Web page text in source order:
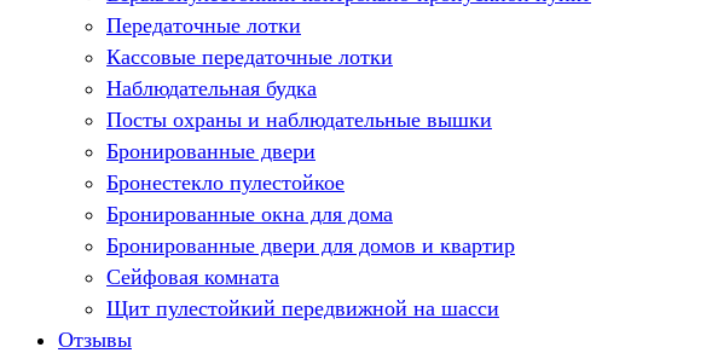
Передаточные лотки
Кассовые передаточные лотки
Наблюдательная будка
Посты охраны и наблюдательные вышки
Бронированные двери
Бронестекло пулестойкое
Бронированные окна для дома
Бронированные двери для домов и квартир
Сейфовая комната
Щит пулестойкий передвижной на шасси
Отзывы